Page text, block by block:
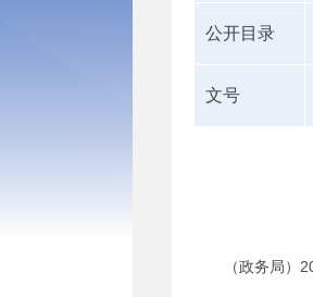
公开目录
文号
（政务局）